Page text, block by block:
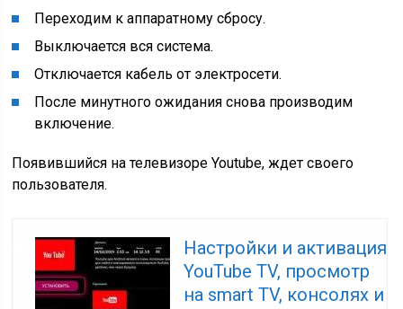
Переходим к аппаратному сбросу.
Выключается вся система.
Отключается кабель от электросети.
После минутного ожидания снова производим
включение.
Появившийся на телевизоре Youtube, ждет своего
пользователя.
Настройки и активация
YouTube TV, просмотр
на smart TV, консолях и